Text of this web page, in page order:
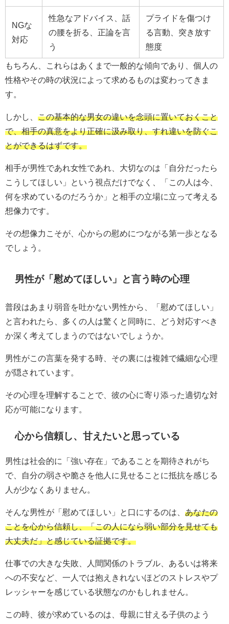
NGな
対応
性急なアドバイス、話
の腰を折る、正論を言
う
プライドを傷つけ
る言動、突き放す
態度
もちろん、これらはあくまで一般的な傾向であり、個人の
性格やその時の状況によって求めるものは変わってきま
す。
しかし、 この基本的な男女の違いを念頭に置いておくこと
で、相手の真意をより正確に汲み取り、すれ違いを防ぐこ
とができるはずです。
相手が男性であれ女性であれ、大切なのは「自分だったら
こうしてほしい」という視点だけでなく、「この人は今、
何を求めているのだろうか」と相手の立場に立って考える
想像力です。
その想像力こそが、心からの慰めにつながる第一歩となる
でしょう。
男性が「慰めてほしい」と言う時の心理
普段はあまり弱音を吐かない男性から、「慰めてほしい」
と言われたら、多くの人は驚くと同時に、どう対応すべき
か深く考えてしまうのではないでしょうか。
男性がこの言葉を発する時、その裏には複雑で繊細な心理
が隠されています。
その心理を理解することで、彼の心に寄り添った適切な対
応が可能になります。
心から信頼し、甘えたいと思っている
男性は社会的に「強い存在」であることを期待されがち
で、自分の弱さや脆さを他人に見せることに抵抗を感じる
人が少なくありません。
そんな男性が「慰めてほしい」と口にするのは、 あなたの
ことを心から信頼し、「この人になら弱い部分を見せても
大丈夫だ」と感じている証拠です。
仕事での大きな失敗、人間関係のトラブル、あるいは将来
への不安など、一人では抱えきれないほどのストレスやプ
レッシャーを感じている状態なのかもしれません。
この時、彼が求めているのは、母親に甘える子供のよう